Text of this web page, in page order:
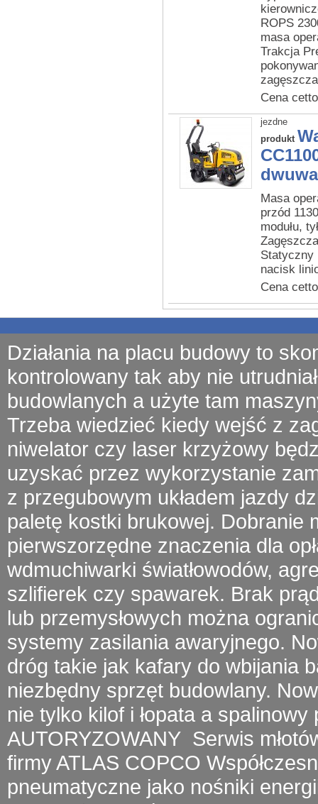
ROPS
masa
Trakcja
Cena
jezdne
produkt
Masa
przód
modułu,
Statyczny
nacisk
Cena
Działania na placu budowy to
kontrolowany tak aby nie
budowlanych a użyte tam
Trzeba wiedzieć kiedy wejść z
niwelator czy laser krzyżowy
uzyskać przez wykorzystanie
z przegubowym układem jazdy
paletę kostki brukowej. Dobranie
pierwszorzędne znaczenia dla
wdmuchiwarki światłowodów,
szlifierek czy spawarek. Brak
lub przemysłowych można
systemy zasilania awaryjnego.
dróg takie jak kafary do wbijania
niezbędny sprzęt budowlany.
nie tylko kilof i łopata a spalinowy
AUTORYZOWANY Serwis
firmyATLAS COPCO
pneumatyczne jako nośniki